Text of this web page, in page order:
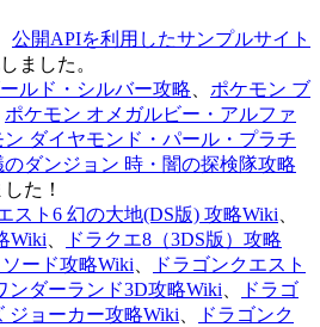
公開APIを利用したサンプルサイト
ました。
ルド・シルバー攻略
ポケモン ブ
ポケモン オメガルビー・アルファ
ン ダイヤモンド・パール・プラチ
ダンジョン 時・闇の探検隊攻略
た！
スト6 幻の大地(DS版) 攻略Wiki
Wiki
ドラクエ8（3DS版）攻略
ード攻略Wiki
ドラゴンクエスト
ンダーランド3D攻略Wiki
ドラゴ
ジョーカー攻略Wiki
ドラゴンク